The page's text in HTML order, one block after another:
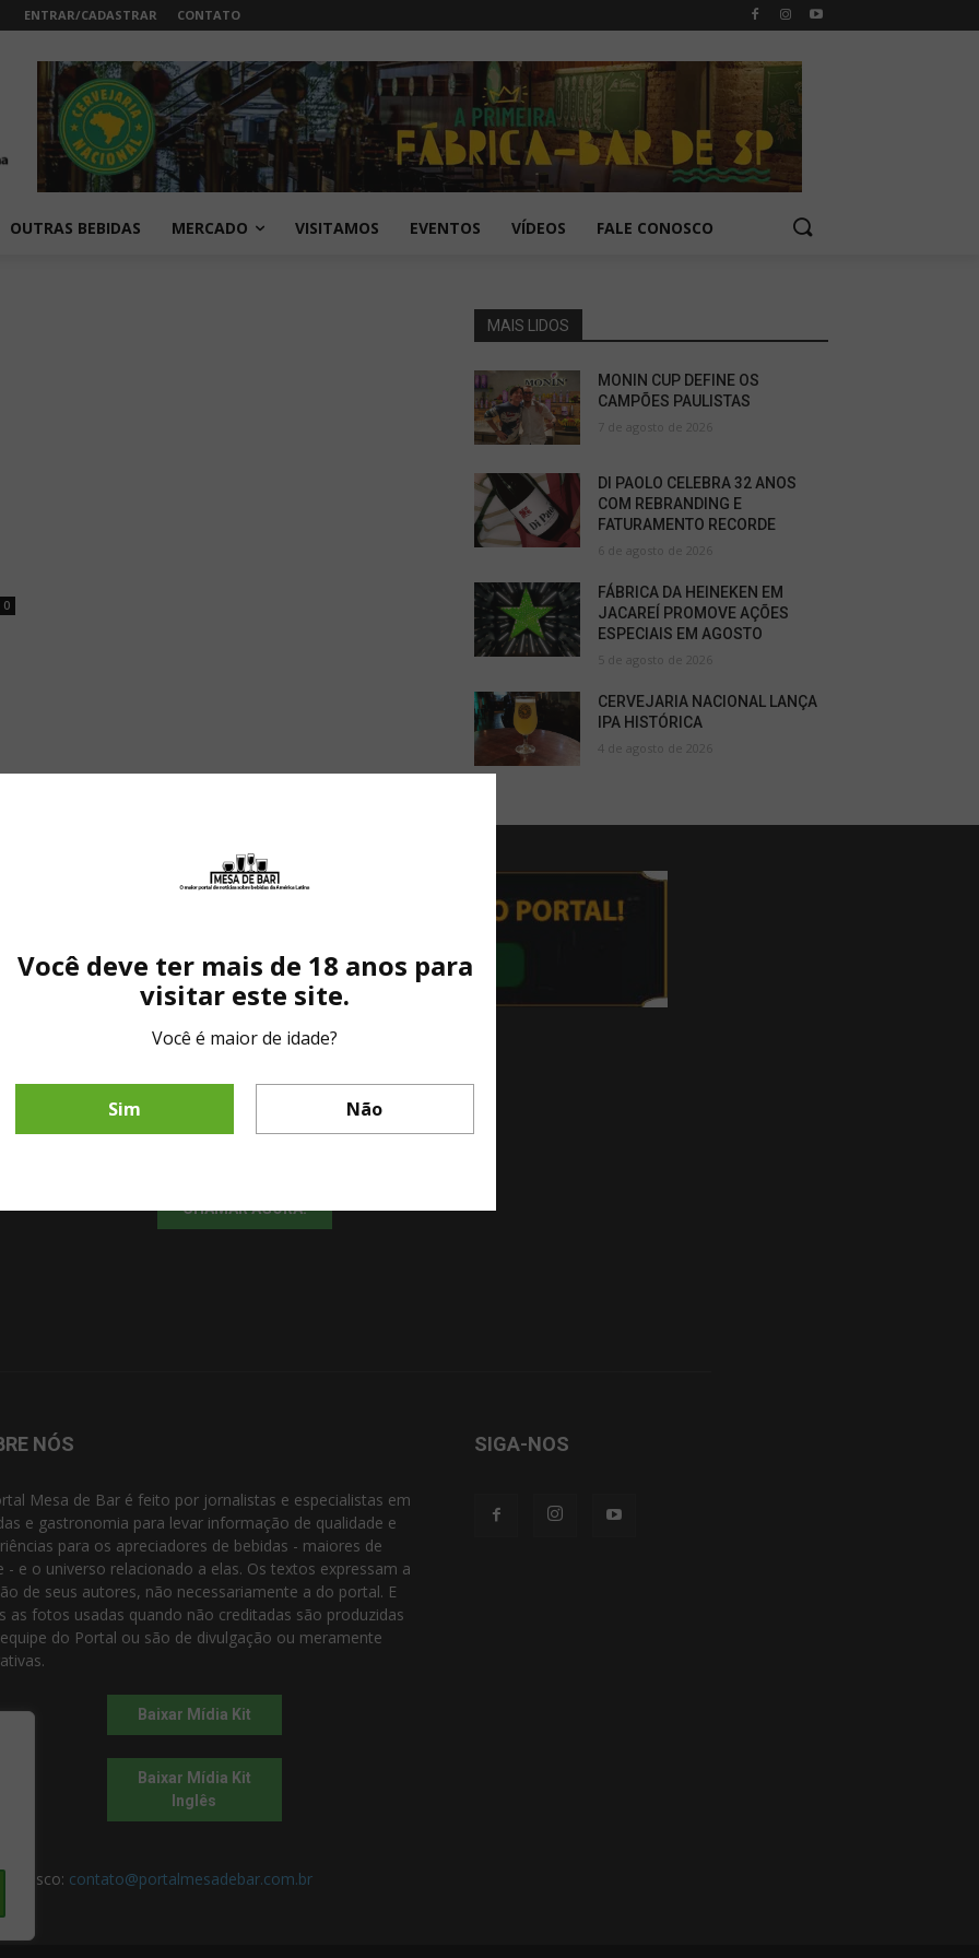
ENTRAR/CADASTRAR CONTATO
OUTRAS BEBIDAS MERCADO VISITAMOS EVENTOS VÍDEOS FALE CONOSCO
0
MAIS LIDOS
MONIN CUP DEFINE OS
CAMPÕES PAULISTAS
7 de agosto de 2026
DI PAOLO CELEBRA 32 ANOS
COM REBRANDING E
FATURAMENTO RECORDE
6 de agosto de 2026
FÁBRICA DA HEINEKEN EM
JACAREÍ PROMOVE AÇÕES
ESPECIAIS EM AGOSTO
5 de agosto de 2026
CERVEJARIA NACIONAL LANÇA
IPA HISTÓRICA
4 de agosto de 2026
Fale diretamente com nosso representante comercial por whatsapp.
CHAMAR AGORA!
Você deve ter mais de 18 anos para
visitar este site.
Você é maior de idade?
Sim Não
NÓS
Mesa de Bar é feito por jornalistas e especialistas em
e gastronomia para levar informação de qualidade e
para os apreciadores de bebidas - maiores de
- e o universo relacionado a elas. Os textos expressam a
de seus autores, não necessariamente a do portal. E
as fotos usadas quando não creditadas são produzidas
do Portal ou são de divulgação ou meramente
Baixar Mídia Kit
Baixar Mídia Kit
Inglês
contato@portalmesadebar.com.br
SIGA-NOS